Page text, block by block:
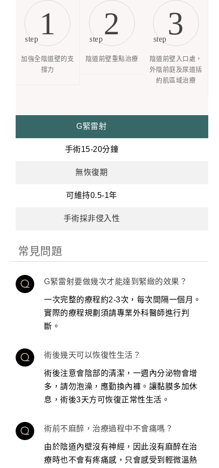
step 1
加強全陰道壁的支
撐力
step 2
陰道前壁重點治療
step 3
陰道前壁入口處，
外陰前庭及尿道括
約肌區域治療
G緊雷射
手術15-20分鐘
無恢復期
可維持0.5-1年
手術採非侵入性
常見問題
G緊雷射要做幾次才能達到緊緻的效果？
一次完整的療程約2-3次，每次間隔一個月。
實際的療程規劃須請專業外科醫師進行判
斷。
術後幾天可以恢復性生活？
術後注意會陰部的清潔，一週內分泌物會增
多，請勿泡澡，應勤換內褲。讓黏膜多加休
息，術後3天方可恢復正常性生活。
術前不麻醉，治療過程中不會痛嗎？
由於陰道內壁沒有神經，因此沒有麻醉在治
療時也不會有疼痛感，只會感受到輕微溫熱